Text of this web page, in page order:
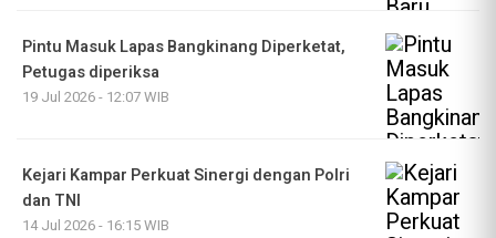
Pintu Masuk Lapas Bangkinang Diperketat,
Petugas diperiksa
19 Jul 2026 - 12:07 WIB
Kejari Kampar Perkuat Sinergi dengan Polri
dan TNI
14 Jul 2026 - 16:15 WIB